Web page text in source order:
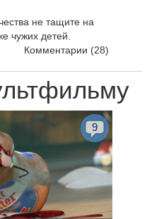
не тащите на
чужих детей.
Комментарии (28)
9